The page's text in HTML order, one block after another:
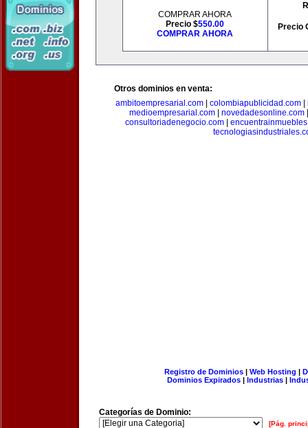
COMPRAR AHORA
Precio $550.00
COMPRAR AHORA
Precio
Otros dominios en venta:
ambitoempresarial.com| colombiapublicidad.com|
medioempresarial.com| novedadesonline.com
consultoriadenegocio.com|
Registro de Dominios| Web Hosting |
Dominios Expirados | Industrias |
Categorías de Dominio:
[Pág.